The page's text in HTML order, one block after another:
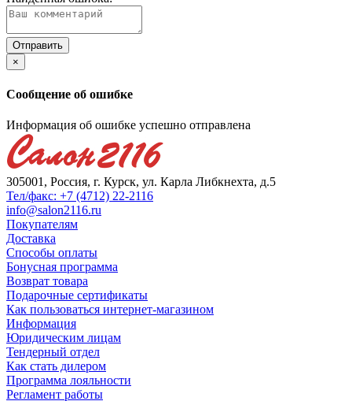
×
Сообщение об ошибке
Информация об ошибке успешно отправлена
305001, Россия, г. Курск, ул. Карла Либкнехта, д.5
Тел/факс: +7 (4712) 22-2116
info@salon2116.ru
Покупателям
Доставка
Способы оплаты
Бонусная программа
Возврат товара
Подарочные сертификаты
Как пользоваться интернет-магазином
Информация
Юридическим лицам
Тендерный отдел
Как стать дилером
Программа лояльности
Регламент работы